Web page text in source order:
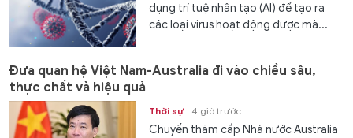
dụng trí tuệ nhân tạo (AI) để tạo ra
các loại virus hoạt động được mà...
Đưa quan hệ Việt Nam-Australia đi vào chiều sâu,
thực chất và hiệu quả
Thời sự 4 giờ trước
Chuyến thăm cấp Nhà nước Australia